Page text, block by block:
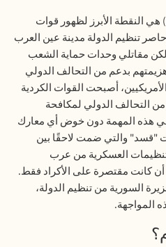
النقطة الأبرز لظهور قوات
تنظيم الدولة مدينة عين العرب
ولكن مقاتلي وحدات حماية الشعب
بدعم من التحالف الدولي
أصبحت القوات الكردية
التحالف الدولي لمكافحة
هذه المهمة دون خوض أي معارك
"قسد" والتي ضمت لاحقًا بين
العسكرية من عرب
أن كانت مقتصرة على الأكراد فقط.
السورية من تنظيم الدولة،
المواجهة.